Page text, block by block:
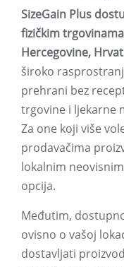
SizeGain Plus
fizičkim
Hercegovine,
široko
prehrani bez
trgovine i ljekarne
Za one koji više
prodavačima
lokalnim
opcija.
Međutim,
ovisno o vašoj
dostavljati